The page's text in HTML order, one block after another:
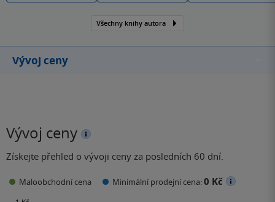
Všechny knihy autora
Vývoj ceny
Vývoj ceny
Získejte přehled o vývoji ceny za posledních 60 dní.
Maloobchodní cena Minimální prodejní cena:0 Kč